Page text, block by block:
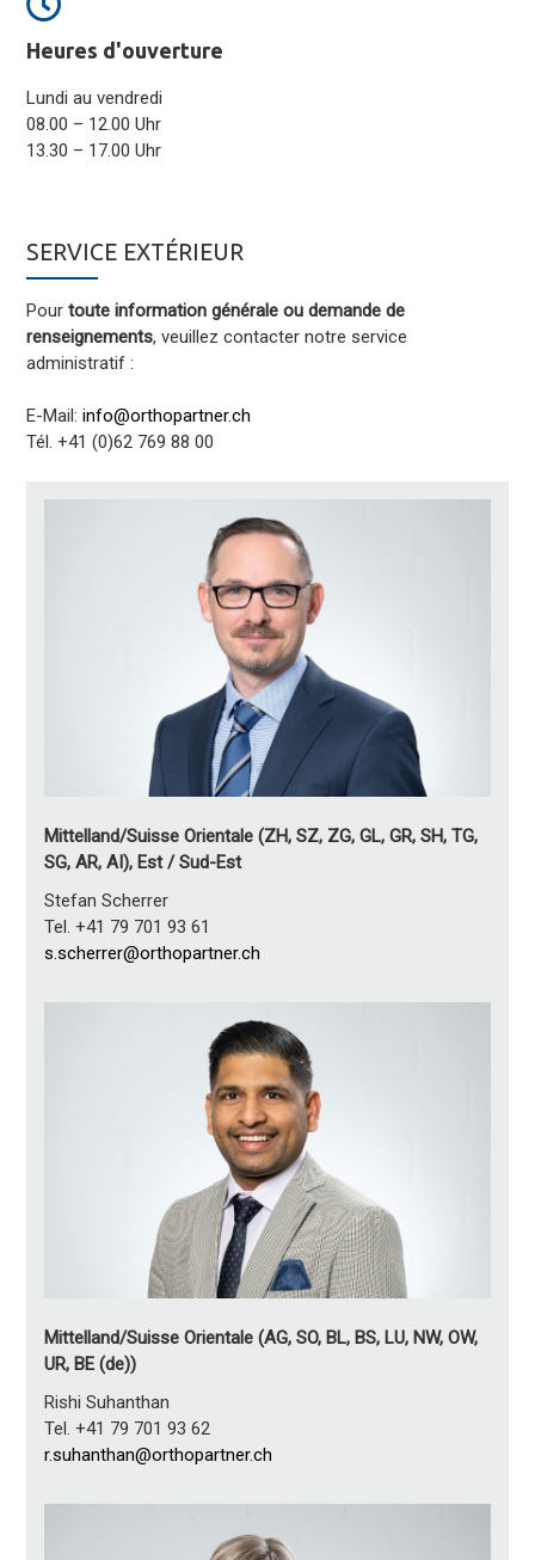
Heures d'ouverture
Lundi au vendredi
08.00 – 12.00 Uhr
13.30 – 17.00 Uhr
SERVICE EXTÉRIEUR
Pourtoute information générale ou demande de
renseignements, veuillez contacter notre service
administratif :
E-Mail:info@orthopartner.ch
Tél. +41 (0)62 769 88 00
Mittelland/Suisse Orientale (ZH, SZ, ZG, GL, GR, SH, TG,
SG, AR, AI), Est / Sud-Est
Stefan Scherrer
Tel. +41 79 701 93 61
s.scherrer@orthopartner.ch
Mittelland/Suisse Orientale (AG, SO, BL, BS, LU, NW, OW,
UR, BE (de))
Rishi Suhanthan
Tel. +41 79 701 93 62
r.suhanthan@orthopartner.ch